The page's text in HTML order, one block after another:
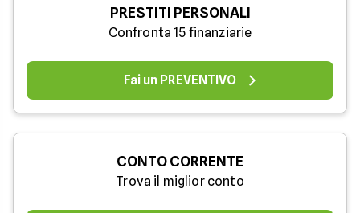
PRESTITI PERSONALI
Confronta 15 finanziarie
Fai un PREVENTIVO
CONTO CORRENTE
Trova il miglior conto